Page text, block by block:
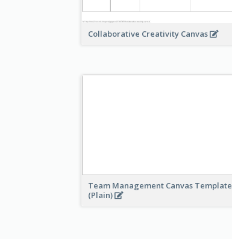
Collaborative Creativity Canvas
Team Management Canvas Template
(Plain)